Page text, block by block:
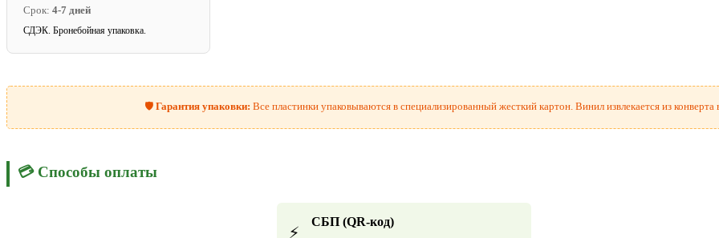
Срок: 4-7 дней
СДЭК. Бронебойная упаковка.
🛡️ Гарантия упаковки: Все пластинки упаковываются в специализированный жесткий картон. Винил извлекается из
💳 Способы оплаты
⚡
СБП (QR-код)